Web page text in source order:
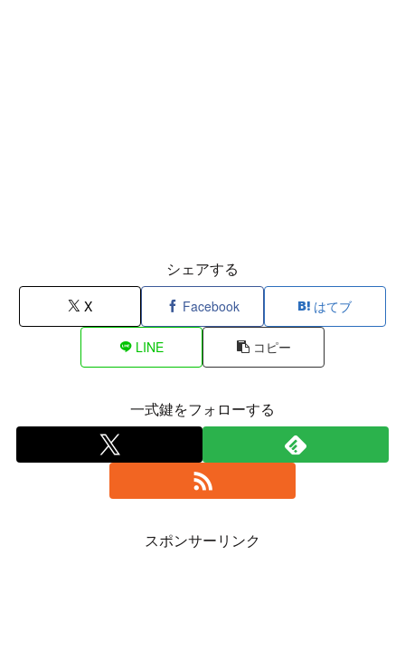
シェアする
X Facebook はてブ
LINE コピー
一式鍵をフォローする
スポンサーリンク